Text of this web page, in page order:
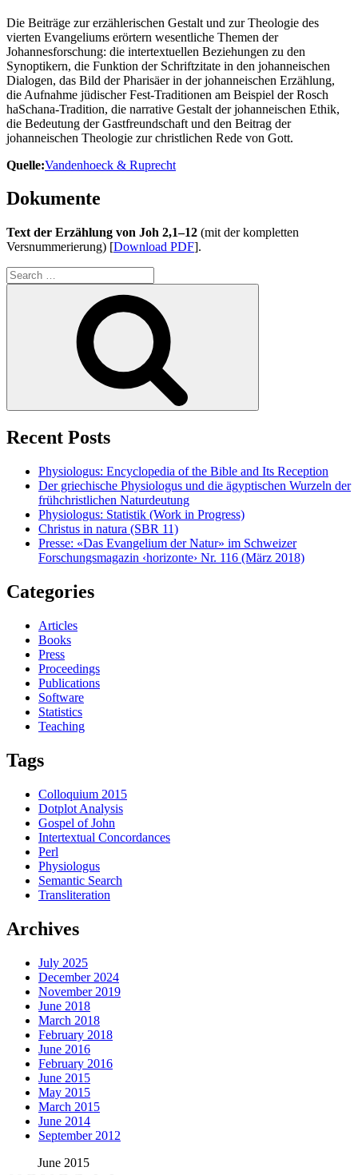
Die Beiträge zur erzählerischen Gestalt und zur Theologie des
vierten Evangeliums erörtern wesentliche Themen der
Johannesforschung: die intertextuellen Beziehungen zu den
Synoptikern, die Funktion der Schriftzitate in den johanneischen
Dialogen, das Bild der Pharisäer in der johanneischen Erzählung,
die Aufnahme jüdischer Fest-Traditionen am Beispiel der Rosch
haSchana-Tradition, die narrative Gestalt der johanneischen Ethik,
die Bedeutung der Gastfreundschaft und den Beitrag der
johanneischen Theologie zur christlichen Rede von Gott.
Quelle:Vandenhoeck & Ruprecht
Dokumente
Text der Erzählung von Joh 2,1–12 (mit der kompletten
Versnummerierung) [Download PDF].
Search
for:
Recent Posts
Physiologus: Encyclopedia of the Bible and Its Reception
Der griechische Physiologus und die ägyptischen Wurzeln der
frühchristlichen Naturdeutung
Physiologus: Statistik (Work in Progress)
Christus in natura (SBR 11)
Presse: «Das Evangelium der Natur» im Schweizer
Forschungsmagazin ‹horizonte› Nr. 116 (März 2018)
Categories
Articles
Books
Press
Proceedings
Publications
Software
Statistics
Teaching
Tags
Colloquium 2015
Dotplot Analysis
Gospel of John
Intertextual Concordances
Perl
Physiologus
Semantic Search
Transliteration
Archives
July 2025
December 2024
November 2019
June 2018
March 2018
February 2018
June 2016
February 2016
June 2015
May 2015
March 2015
June 2014
September 2012
June 2015